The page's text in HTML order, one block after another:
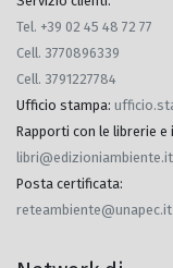
Tel. +39 02 45 48 72 77
Cell. 3770896339
Cell. 3791227784
Ufficio stampa:
Rapporti con le librerie
libri@edizioniambiente.it
Posta certificata:
reteambiente@unapec.it